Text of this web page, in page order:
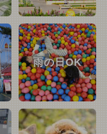
雨の日OK